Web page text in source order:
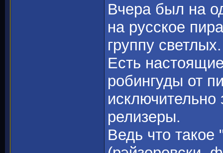
Вчера был на
на русское
группу светлых.
Есть
робингуды от
релизеры.
Ведь что такое